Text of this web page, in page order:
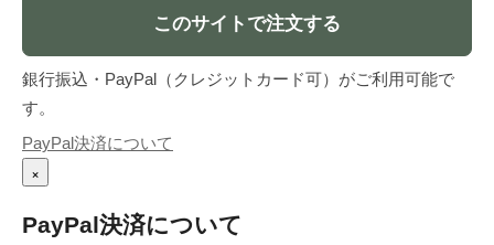
このサイトで注文する
銀行振込・PayPal（クレジットカード可）がご利用可能で
す。
PayPal決済について
×
PayPal決済について